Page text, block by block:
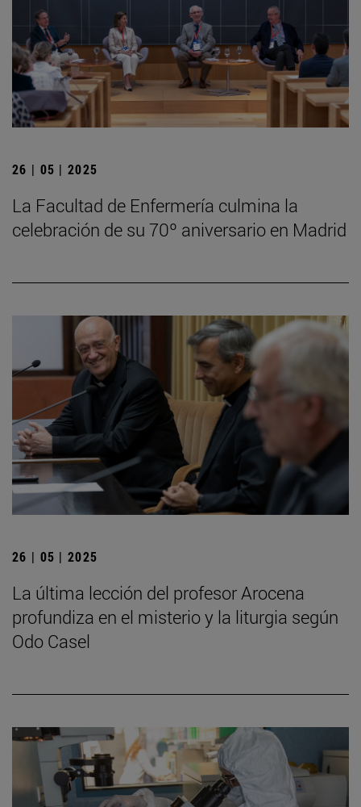
26 | 05 | 2025
La Facultad de Enfermería culmina la
celebración de su 70º aniversario en Madrid
26 | 05 | 2025
La última lección del profesor Arocena
profundiza en el misterio y la liturgia según
Odo Casel